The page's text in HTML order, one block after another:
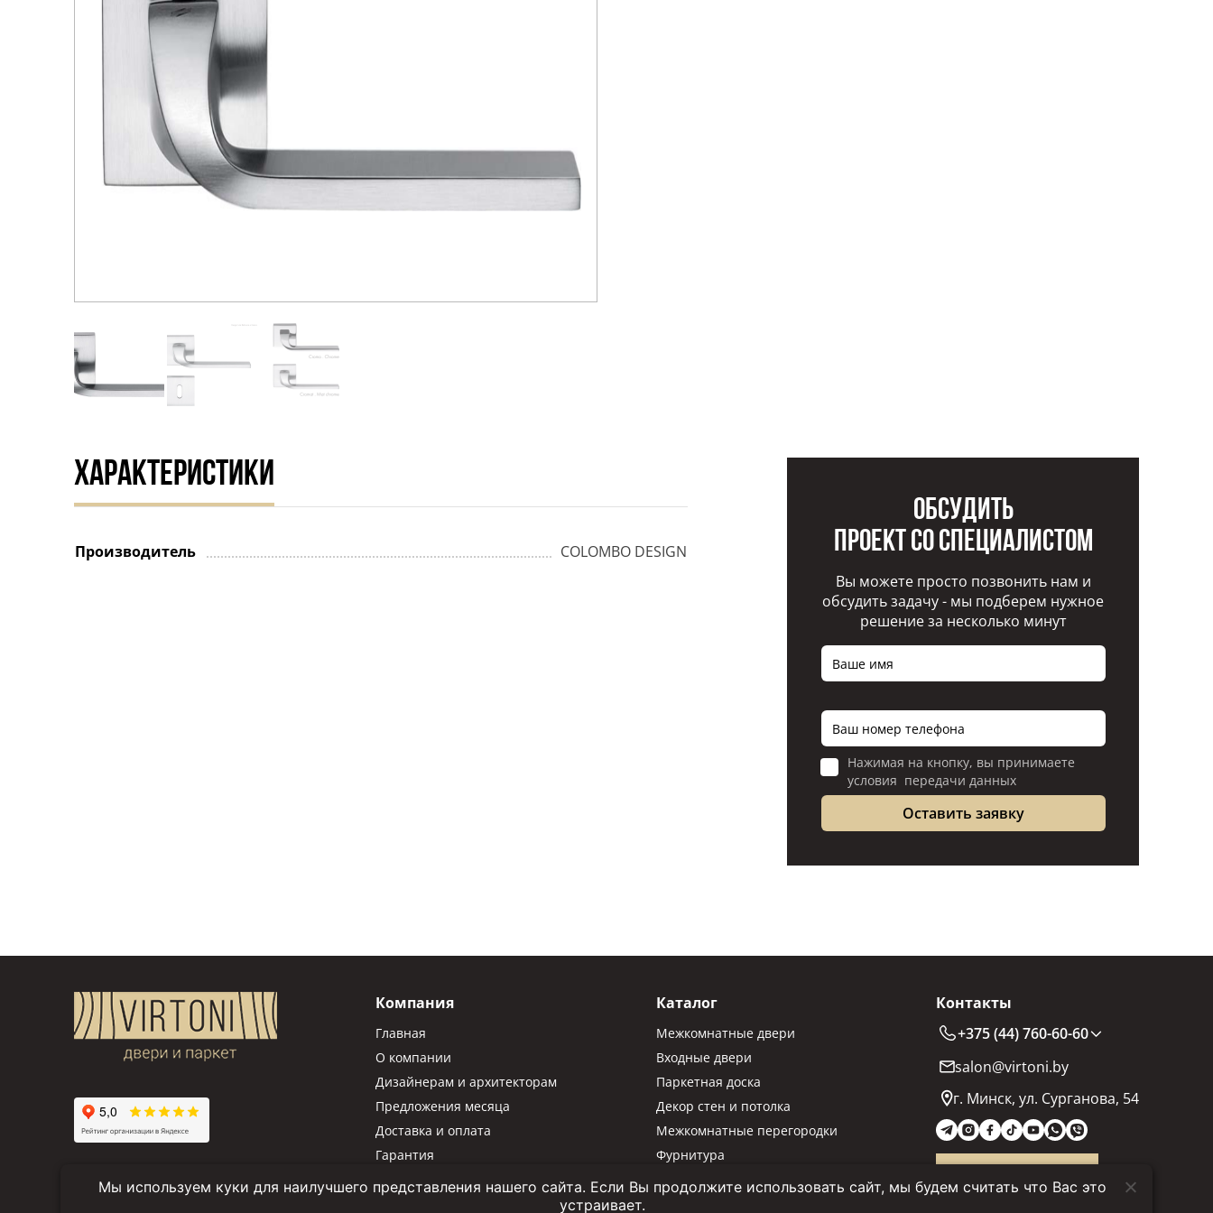
ХАРАКТЕРИСТИКИ
Производитель COLOMBO DESIGN
Обсудить
проект со специалистом
Вы можете просто позвонить нам и
обсудить задачу - мы подберем нужное
решение за несколько минут
Нажимая на кнопку, вы принимаете
условия передачи данных
Компания
Главная
О компании
Дизайнерам и архитекторам
Предложения месяца
Доставка и оплата
Гарантия
Каталог
Межкомнатные двери
Входные двери
Паркетная доска
Декор стен и потолка
Межкомнатные перегородки
Фурнитура
Контакты
+375 (44) 760-60-60
salon@virtoni.by
г. Минск, ул. Сурганова, 54
Мы используем куки для наилучшего представления нашего сайта. Если Вы продолжите использовать сайт, мы будем считать что Вас это
устраивает.